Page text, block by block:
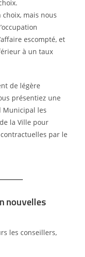
choix, mais nous
escompté, et
à un taux
de légère
présentiez une
Municipal les
laVille pour
par le
nouvelles
les conseillers,